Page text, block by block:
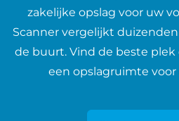
zakelijke opslag voor uw
Scanner vergelijkt
de buurt. Vind de beste
een opslagruimte voor